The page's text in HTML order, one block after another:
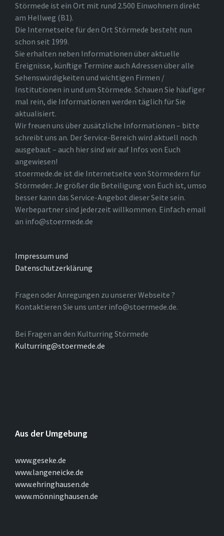
Störmede ist ein Ort mit rund 2.500 Einwohnern direkt
am Hellweg (B1).
Die Internetseite für den Ort Störmede besteht nun
schon seit 1999.
Sie erhalten neben Informationen über aktuelle
Ereignisse, künftige Termine auch Adressen über alle
Sehenswürdigkeiten und wichtigen Firmen /
Institutionen in und um Störmede. Schauen Sie häufiger
mal rein, die Informationen werden täglich für Sie
aktualisiert.
Wir freuen uns über zusätzliche Informationen – bitte
schreibt uns an. Der Service-Bereich wird aktuell noch
ausgebaut – auch hier sind wir auf Infos von Euch
angewiesen!
stoermede.de ist die Internetseite von Störmedern für
Störmeder. Je größer die Beteiligung von Euch ist, umso
besser kann das Service-Angebot dieser Seite sein.
Werbepartner sind jederzeit willkommen. Einfach email
an info@stoermede.de
Impressum und
Datenschutzerklärung
Fragen oder Anregungen zu unserer Webseite ?
Kontaktieren Sie uns unter info@stoermede.de.
Bei Fragen an den Kulturring Störmede
Kulturring@stoermede.de
Aus der Umgebung
www.geseke.de
www.langeneicke.de
www.ehringhausen.de
www.mönninghausen.de